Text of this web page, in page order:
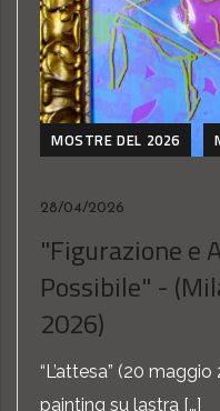
MOSTRE DEL 2026
28/04/2026
"Figurazione e
Possibile" -
2026)
“L’attesa” (20
painting su lastra […]